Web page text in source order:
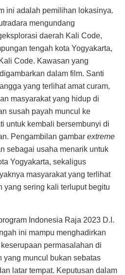
ini adalah pemilihan lokasinya.
mengundang
daerah Kali Code,
tengah kota Yogyakarta,
Code. Kawasan yang
dalam film. Santi
yang terlihat amat curam,
masyarakat yang hidup di
susah payah muncul ke
untuk kembali bersembunyi di
Pengambilan gambar extreme
sebagai usaha menarik untuk
Yogyakarta, sekaligus
masyarakat yang terlihat
yang sering kali terluput begitu
Indonesia Raja 2023 D.I.
ini mampu menghadirkan
permasalahan di
yang muncul bukan sebatas
latar tempat. Keputusan dalam